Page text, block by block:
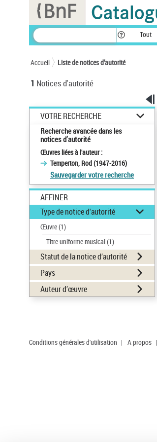
Tout
Accueil Liste de notices d’autorité
1 Notices d'autorité
VOTRE RECHERCHE
Recherche avancée dans les
notices d’autorité
Œuvres liées à l'auteur :
Temperton, Rod (1947-2016)
Sauvegarder votre recherche
AFFINER
Type de notice d'autorité
Œuvre(1)
Titre uniforme musical(1)
Statut de la notice d’autorité
Pays
Auteur d’œuvre
Conditions générales d'utilisation | A propos |
Panneau de gestion des cookies